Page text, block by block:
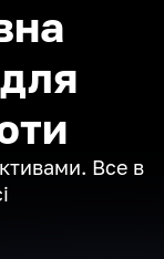
Все в